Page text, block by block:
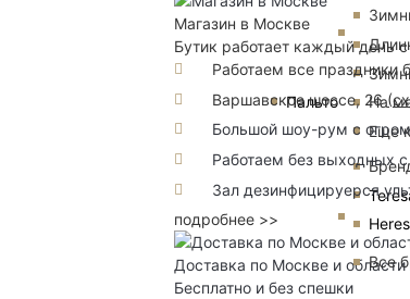
Пальто
На
Еще
Все
Магазин в Москве
Бутик работает каждый день
Работаем все праздники
Варшавское шоссе, 26(
Большой шоу-рум с
Работаем без выходных
Зал дезинфицируерся
подробнее >>
Доставка по Москве и области
Бесплатно и без спешки